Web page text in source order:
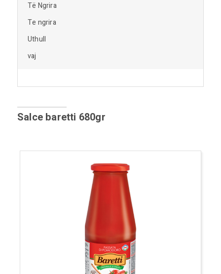
Të Ngrira
Te ngrira
Uthull
vaj
Salce baretti 680gr